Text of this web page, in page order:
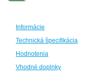
Informácie
Technická špecifikácia
Hodnotenia
Vhodné doplnky